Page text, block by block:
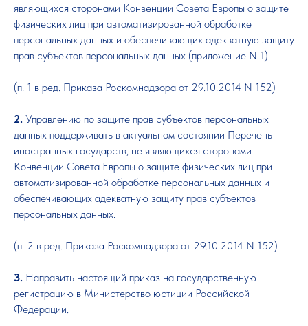
являющихся сторонами Конвенции Совета Европы о защите
физических лиц при автоматизированной обработке
персональных данных и обеспечивающих адекватную защиту
прав субъектов персональных данных (приложение N 1).
(п. 1 в ред. Приказа Роскомнадзора от 29.10.2014 N 152)
2. Управлению по защите прав субъектов персональных
данных поддерживать в актуальном состоянии Перечень
иностранных государств, не являющихся сторонами
Конвенции Совета Европы о защите физических лиц при
автоматизированной обработке персональных данных и
обеспечивающих адекватную защиту прав субъектов
персональных данных.
(п. 2 в ред. Приказа Роскомнадзора от 29.10.2014 N 152)
3. Направить настоящий приказ на государственную
регистрацию в Министерство юстиции Российской
Федерации.